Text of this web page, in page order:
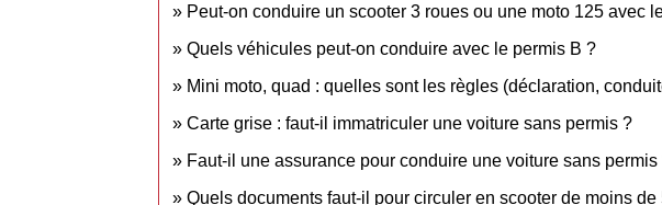
Peut-on conduire un scooter 3 roues ou une moto 125 avec
Quels véhicules peut-on conduire avec le permis B ?
Mini moto, quad : quelles sont les règles (déclaration,
Carte grise : faut-il immatriculer une voiture sans permis ?
Faut-il une assurance pour conduire une voiture sans permis
Quels documents faut-il pour circuler en scooter de moins de